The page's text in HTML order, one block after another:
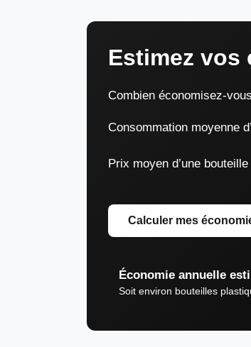
Estimez vos
Combien économisez-
Consommation moyenne
Prix moyen d’une
Calculer mes
Économie annuelle
Soit environ bouteilles